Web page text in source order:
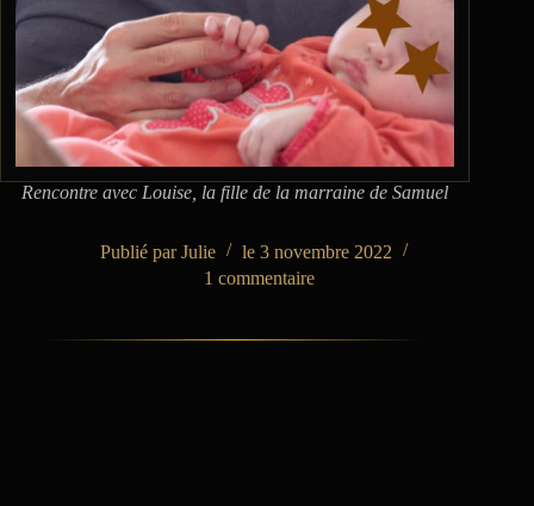
Rencontre avec Louise, la fille de la marraine de Samuel
Julie
3 novembre 2022
1 commentaire